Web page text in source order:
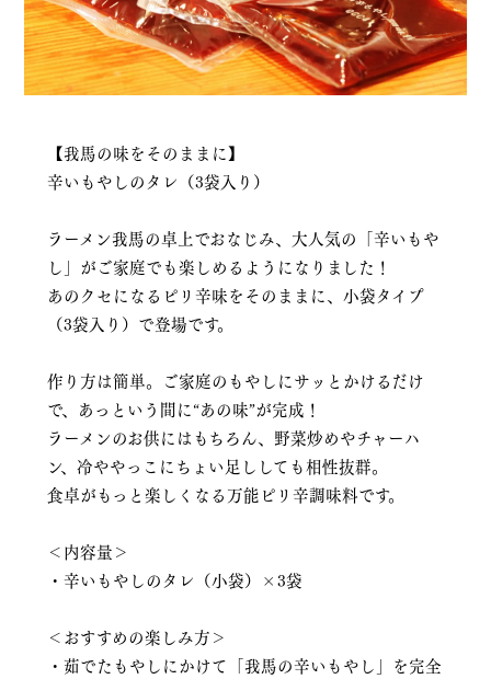
【我馬の味をそのままに】
辛いもやしのタレ（3袋入り）
ラーメン我馬の卓上でおなじみ、大人気の「辛いもや
し」がご家庭でも楽しめるようになりました！
あのクセになるピリ辛味をそのままに、小袋タイプ
（3袋入り）で登場です。
作り方は簡単。ご家庭のもやしにサッとかけるだけ
で、あっという間に“あの味”が完成！
ラーメンのお供にはもちろん、野菜炒めやチャーハ
ン、冷ややっこにちょい足ししても相性抜群。
食卓がもっと楽しくなる万能ピリ辛調味料です。
＜内容量＞
・辛いもやしのタレ（小袋）×3袋
＜おすすめの楽しみ方＞
・茹でたもやしにかけて「我馬の辛いもやし」を完全